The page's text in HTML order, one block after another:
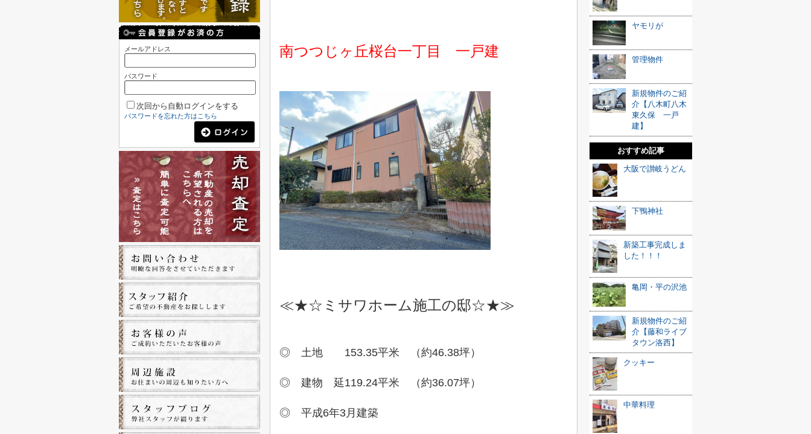
南つつじヶ丘桜台一丁目 一戸建
≪★☆ミサワホーム施工の邸☆★≫
◎ 土地 153.35平米 （約46.38坪）
◎ 建物 延119.24平米 （約36.07坪）
◎ 平成6年3月建築
ヤモリが
管理物件
新規物件のご紹
介【八木町八木
東久保 一戸
建】
おすすめ記事
大阪で讃岐うどん
下鴨神社
新築工事完成しま
した！！！
亀岡・平の沢池
新規物件のご紹
介【藤和ライブ
タウン洛西】
クッキー
中華料理
メールアドレス
パスワード
次回から自動ログインをする
パスワードを忘れた方はこちら